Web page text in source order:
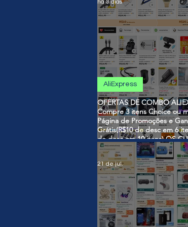
OFERTAS DE COMBO
Compre 3 itens Choice ou
Página de Promoções e
Grátis(R$10 de desc em 6
de desc em 10 itens) OS
SÃO VÁLIDOS NO COMBO
AliExpress
há 3 dias
21 de jul.